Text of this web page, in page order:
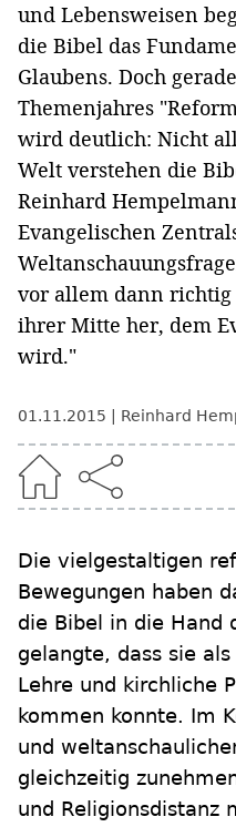
und Lebensweisen
die Bibel das
Glaubens. Doch
Themenjahres
wird deutlich: Nicht
Welt verstehen die
Reinhard
Evangelischen
vor allem dann richtig
ihrer Mitte her, dem
wird."
01.11.2015 Reinhard
Die vielgestaltigen
Bewegungen haben
die Bibel in die Hand
gelangte, dass sie
Lehre und kirchliche
kommen konnte. Im
und
gleichzeitig
und Religionsdistanz